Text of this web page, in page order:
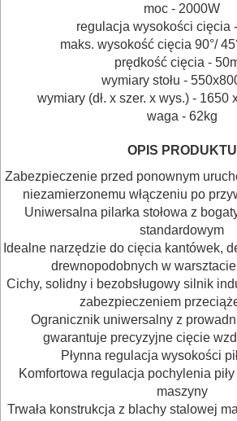
TRANSPORTOWANIE
POMIAROWE
NARZĘDZIA
ELEKTRY..
GLAZURNICZE
MASZYNKI
URZĄDZENIA
BUDOWLANE
MASZYNY
NARZĘDZIA
moc - 2000W
regulacja wysokości cięcia
maks. wysokość cięcia 90°/
prędkość cięcia -
wymiary stołu -
wymiary (dł. x szer. x wys.) - 1650
waga - 62kg
OPIS PRODUKTU
Zabezpieczenie przed ponownym
niezamierzonemu włączeniu po
Uniwersalna pilarka stołowa z
standardowym
Idealne narzędzie do cięcia kantówek,
drewnopodobnych w
Cichy, solidny i bezobsługowy silnik
zabezpieczeniem
Ogranicznik uniwersalny z
gwarantuje precyzyjne cięcie
Płynna regulacja wysokości
Komfortowa regulacja pochylenia
maszyny
Trwała konstrukcja z blachy stalowej